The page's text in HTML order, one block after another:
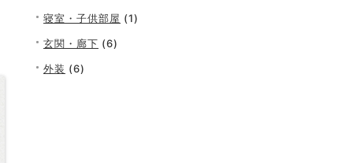
寝室・子供部屋 (1)
玄関・廊下 (6)
外装 (6)